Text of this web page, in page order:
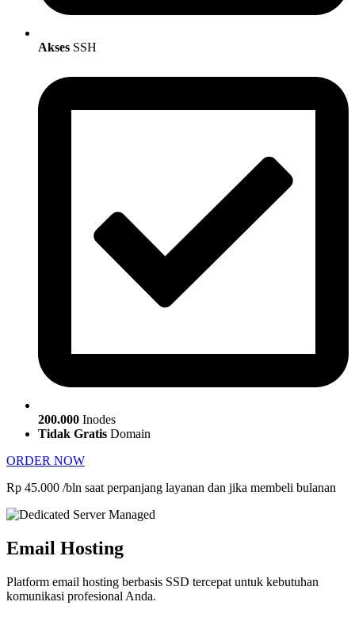
Akses SSH
200.000 Inodes
Tidak Gratis Domain
ORDER NOW
Rp 45.000 /bln saat perpanjang layanan dan jika membeli bulanan
Email Hosting
Platform email hosting berbasis SSD tercepat untuk kebutuhan
komunikasi profesional Anda.